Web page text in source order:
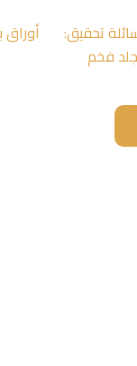
تحقيق:
فخم
أوراق